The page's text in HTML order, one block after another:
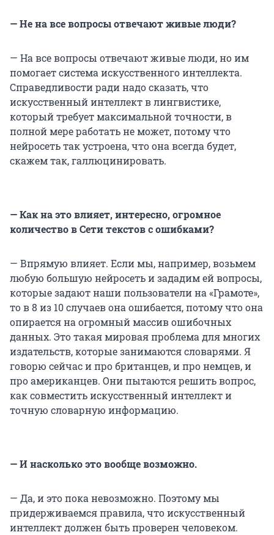
— Не на все вопросы отвечают живые люди?
— На все вопросы отвечают живые люди, но им
помогает система искусственного интеллекта.
Справедливости ради надо сказать, что
искусственный интеллект в лингвистике,
который требует максимальной точности, в
полной мере работать не может, потому что
нейросеть так устроена, что она всегда будет,
скажем так, галлюцинировать.
— Как на это влияет, интересно, огромное
количество в Сети текстов с ошибками?
— Впрямую влияет. Если мы, например, возьмем
любую большую нейросеть и зададим ей вопросы,
которые задают наши пользователи на «Грамоте»,
то в 8 из 10 случаев она ошибается, потому что она
опирается на огромный массив ошибочных
данных. Это такая мировая проблема для многих
издательств, которые занимаются словарями. Я
говорю сейчас и про британцев, и про немцев, и
про американцев. Они пытаются решить вопрос,
как совместить искусственный интеллект и
точную словарную информацию.
— И насколько это вообще возможно.
— Да, и это пока невозможно. Поэтому мы
придерживаемся правила, что искусственный
интеллект должен быть проверен человеком.